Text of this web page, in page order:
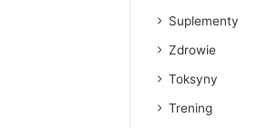
Suplementy
Zdrowie
Toksyny
Trening